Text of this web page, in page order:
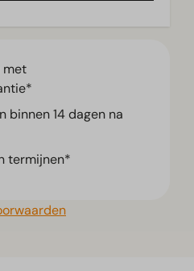
met
binnen 14 dagen na
termijnen*